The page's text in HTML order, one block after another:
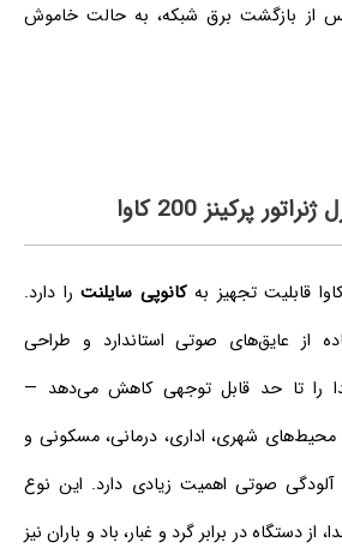
از بازگشت برق شبکه، به حالت خاموش
پرکینز 200 کاوا
کانوپی سایلنترا دارد.
از عایق‌های صوتی استاندارد و طراحی
را تا حد قابل توجهی کاهش می‌دهد —
شهری، اداری، درمانی، مسکونی و
صوتی اهمیت زیادی دارد. این نوع
دستگاه در برابر گرد و غبار، باد و باران نیز